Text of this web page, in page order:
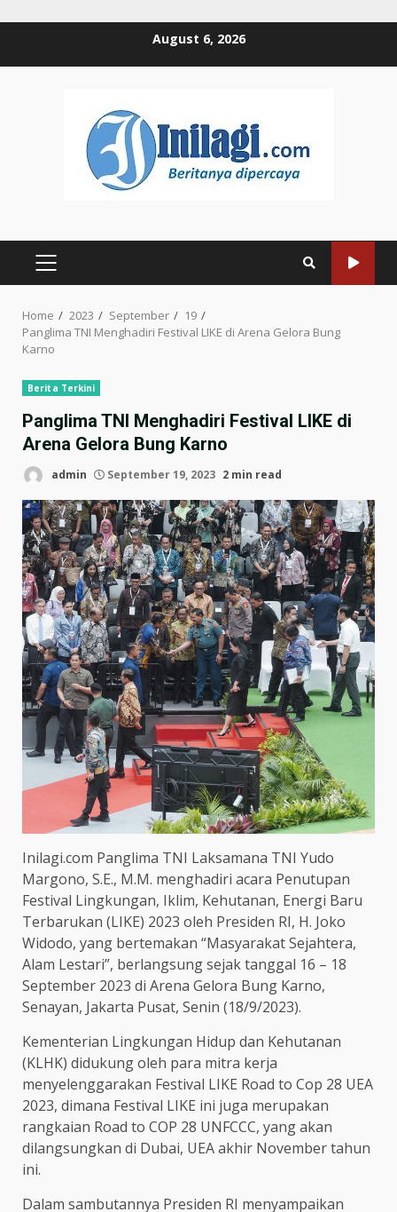
August 6, 2026
PRIMARY
Home 2023 September
19
Panglima TNI Menghadiri Festival LIKE di Arena Gelora Bung
Karno
Berita Terkini
Panglima TNI Menghadiri Festival LIKE di
Arena Gelora Bung Karno
admin September 19, 2023 2 min read
Inilagi.com Panglima TNI Laksamana TNI Yudo
Margono, S.E., M.M. menghadiri acara Penutupan
Festival Lingkungan, Iklim, Kehutanan, Energi Baru
Terbarukan (LIKE) 2023 oleh Presiden RI, H. Joko
Widodo, yang bertemakan “Masyarakat Sejahtera,
Alam Lestari”, berlangsung sejak tanggal 16 – 18
September 2023 di Arena Gelora Bung Karno,
Senayan, Jakarta Pusat, Senin (18/9/2023).
Kementerian Lingkungan Hidup dan Kehutanan
(KLHK) didukung oleh para mitra kerja
menyelenggarakan Festival LIKE Road to Cop 28 UEA
2023, dimana Festival LIKE ini juga merupakan
rangkaian Road to COP 28 UNFCCC, yang akan
dilangsungkan di Dubai, UEA akhir November tahun
ini.
Dalam sambutannya Presiden RI menyampaikan